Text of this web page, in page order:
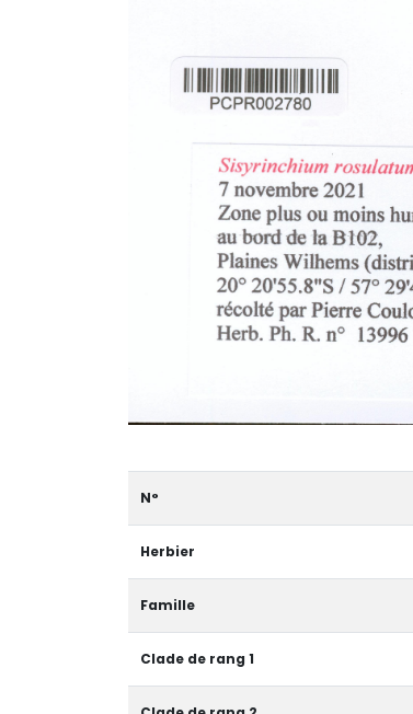
N°
Herbier
Famille
Clade de rang 1